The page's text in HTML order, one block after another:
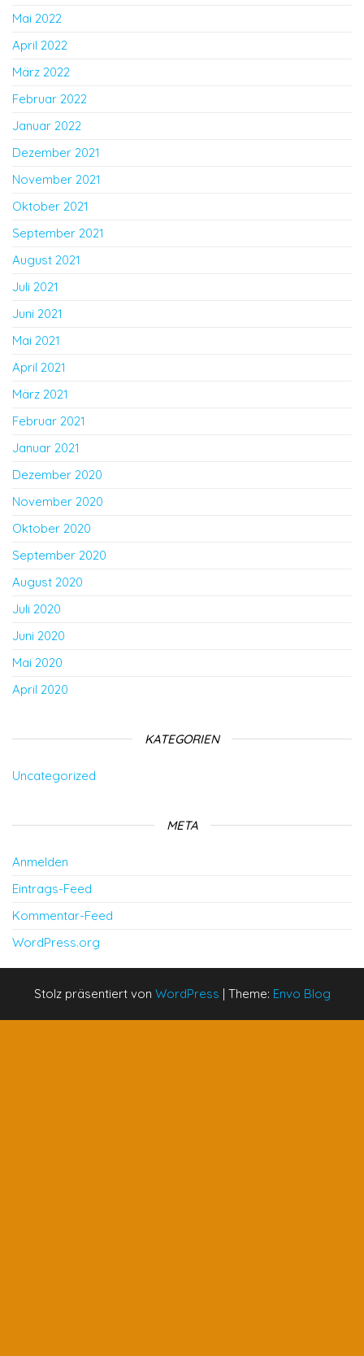
Mai 2022
April 2022
März 2022
Februar 2022
Januar 2022
Dezember 2021
November 2021
Oktober 2021
September 2021
August 2021
Juli 2021
Juni 2021
Mai 2021
April 2021
März 2021
Februar 2021
Januar 2021
Dezember 2020
November 2020
Oktober 2020
September 2020
August 2020
Juli 2020
Juni 2020
Mai 2020
April 2020
KATEGORIEN
Uncategorized
META
Anmelden
Eintrags-Feed
Kommentar-Feed
WordPress.org
Stolz präsentiert von WordPress | Theme: Envo Blog